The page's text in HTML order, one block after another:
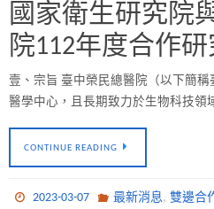
國家衛生研究院
院112年度合作
壹、宗旨 臺中榮民總醫院（以下簡
醫學中心，且長期致力於生物科技領
CONTINUE READING
2023-03-07 最新消息, 雙邊合